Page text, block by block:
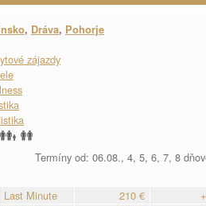
, Dráva, Pohorje
zájazdy
Termíny od: 06.08., 4, 5, 6, 7, 8
Last Minute 210 €